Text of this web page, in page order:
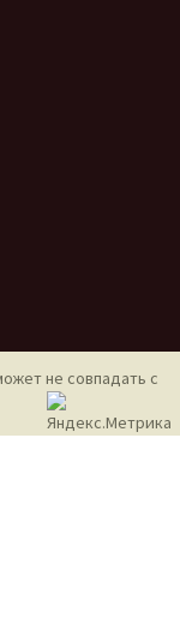
не совпадать с